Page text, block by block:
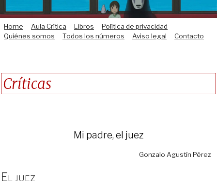
Home Aula Crítica Libros
Política de privacidad
Quiénes somos
Todos los números Aviso legal Contacto
Críticas
Mi padre, el juez
Gonzalo Agustín Pérez
El juez